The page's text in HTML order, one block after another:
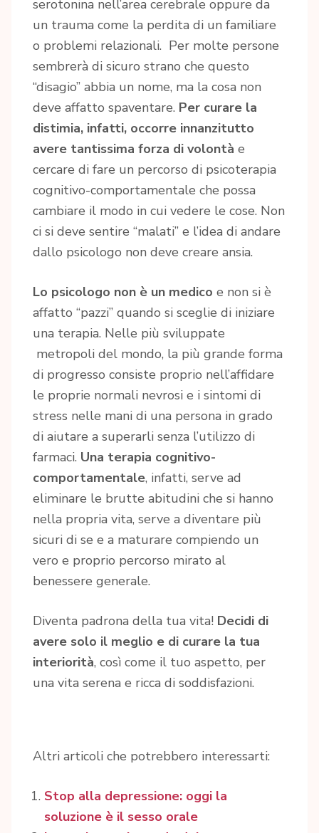
serotonina nell’area cerebrale oppure da
un trauma come la perdita di un familiare
o problemi relazionali. Per molte persone
sembrerà di sicuro strano che questo
“disagio” abbia un nome, ma la cosa non
deve affatto spaventare. Per curare la
distimia, infatti, occorre innanzitutto
avere tantissima forza di volontà e
cercare di fare un percorso di psicoterapia
cognitivo-comportamentale che possa
cambiare il modo in cui vedere le cose. Non
ci si deve sentire “malati” e l’idea di andare
dallo psicologo non deve creare ansia.
Lo psicologo non è un medico e non si è
affatto “pazzi” quando si sceglie di iniziare
una terapia. Nelle più sviluppate
metropoli del mondo, la più grande forma
di progresso consiste proprio nell’affidare
le proprie normali nevrosi e i sintomi di
stress nelle mani di una persona in grado
di aiutare a superarli senza l’utilizzo di
farmaci. Una terapia cognitivo-
comportamentale, infatti, serve ad
eliminare le brutte abitudini che si hanno
nella propria vita, serve a diventare più
sicuri di se e a maturare compiendo un
vero e proprio percorso mirato al
benessere generale.
Diventa padrona della tua vita! Decidi di
avere solo il meglio e di curare la tua
interiorità, così come il tuo aspetto, per
una vita serena e ricca di soddisfazioni.
Altri articoli che potrebbero interessarti:
Stop alla depressione: oggi la
soluzione è il sesso orale